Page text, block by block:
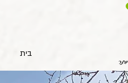
בית